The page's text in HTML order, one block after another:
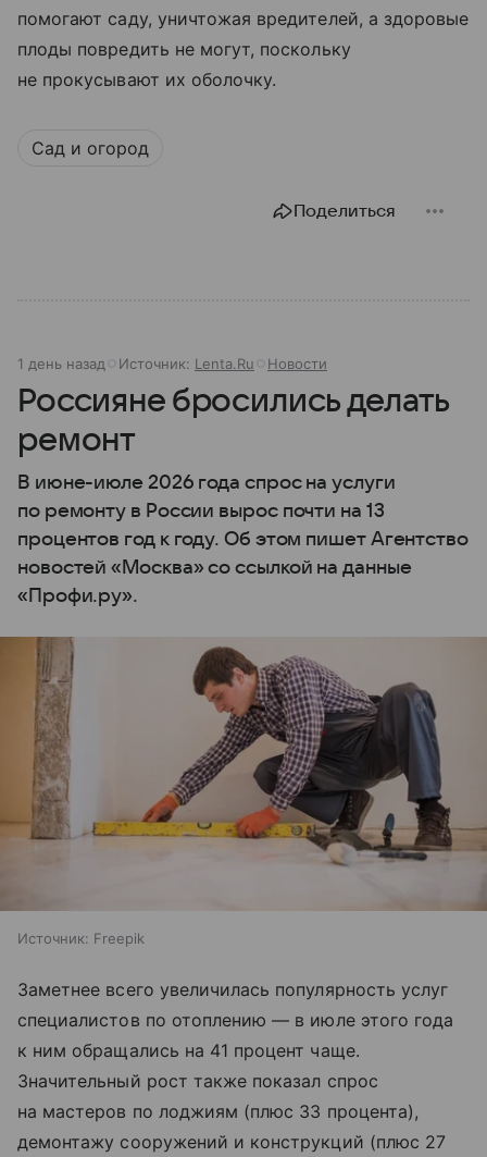
помогают саду, уничтожая вредителей, а здоровые
плоды повредить не могут, поскольку
не прокусывают их оболочку.
Сад и огород
Поделиться
1 день назад Источник: Lenta.Ru Новости
Россияне бросились делать
ремонт
В июне-июле 2026 года спрос на услуги
по ремонту в России вырос почти на 13
процентов год к году. Об этом пишет Агентство
новостей «Москва» со ссылкой на данные
«Профи.ру».
Источник: Freepik
Заметнее всего увеличилась популярность услуг
специалистов по отоплению — в июле этого года
к ним обращались на 41 процент чаще.
Значительный рост также показал спрос
на мастеров по лоджиям (плюс 33 процента),
демонтажу сооружений и конструкций (плюс 27